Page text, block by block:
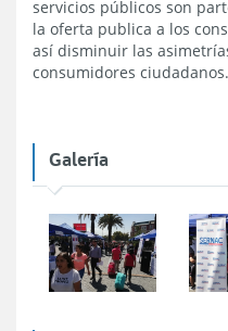
servicios públicos son
la oferta publica a los
así disminuir las
consumidores ciudadanos.
Galería